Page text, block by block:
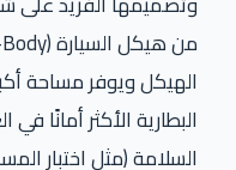
الهيكل ويوفر مساحة
البطارية الأكثر أمانًا
السلامة (مثل اختبار